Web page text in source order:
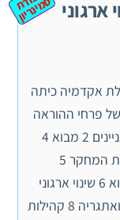
ארגוני וד
ס
יון
אקדמיה כיתה
פרחי ההוראה
במערכת החינוך תוכן עניינים תוכן תוכן עניינים 2 מבוא 4
רציונל תיאורטי 4 מטרת המחקר 5 תרומת המחקר 5
שאלות המחקר 5 סקירת ספרותית 6 מבוא 6 שינוי ארגוני
ותהליכי שינוי בארגונים 6 הכשרת מורים ואתגריה 8 קהילות